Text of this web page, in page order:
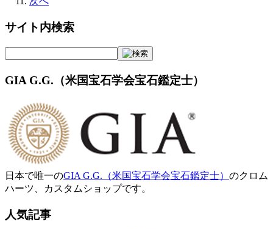
サイト内検索
GIA G.G.（米国宝石学会宝石鑑定士）
日本で唯一のGIA G.G.（米国宝石学会宝石鑑定士） のクロム
ハーツ、カスタムショップです。
人気記事